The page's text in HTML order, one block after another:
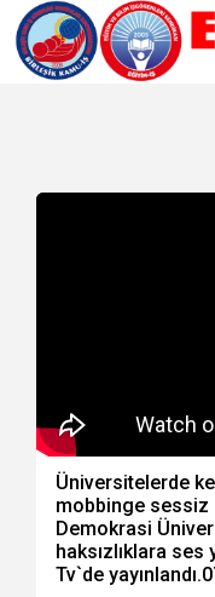
Üniversitelerde
mobbinge sessiz
Demokrasi
haksızlıklara
Tv`de